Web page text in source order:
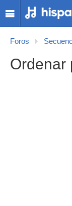
Foros
Ordenar